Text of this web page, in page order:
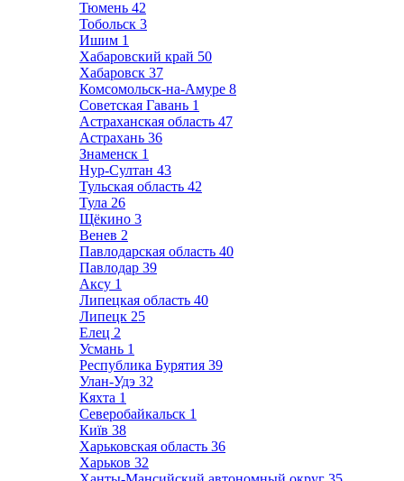
Тюмень 42
Тобольск 3
Ишим 1
Хабаровский край 50
Хабаровск 37
Комсомольск-на-Амуре 8
Советская Гавань 1
Астраханская область 47
Астрахань 36
Знаменск 1
Нур-Султан 43
Тульская область 42
Тула 26
Щёкино 3
Венев 2
Павлодарская область 40
Павлодар 39
Аксу 1
Липецкая область 40
Липецк 25
Елец 2
Усмань 1
Республика Бурятия 39
Улан-Удэ 32
Кяхта 1
Северобайкальск 1
Київ 38
Харьковская область 36
Харьков 32